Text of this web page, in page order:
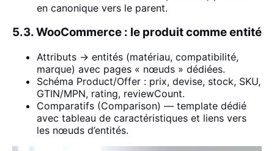
en canonique vers le parent.
5.3. WooCommerce : le produit comme entité
Attributs → entités (matériau, compatibilité,
marque) avec pages « nœuds » dédiées.
Schéma Product/Offer : prix, devise, stock, SKU,
GTIN/MPN, rating, reviewCount.
Comparatifs (Comparison) — template dédié
avec tableau de caractéristiques et liens vers
les nœuds d’entités.